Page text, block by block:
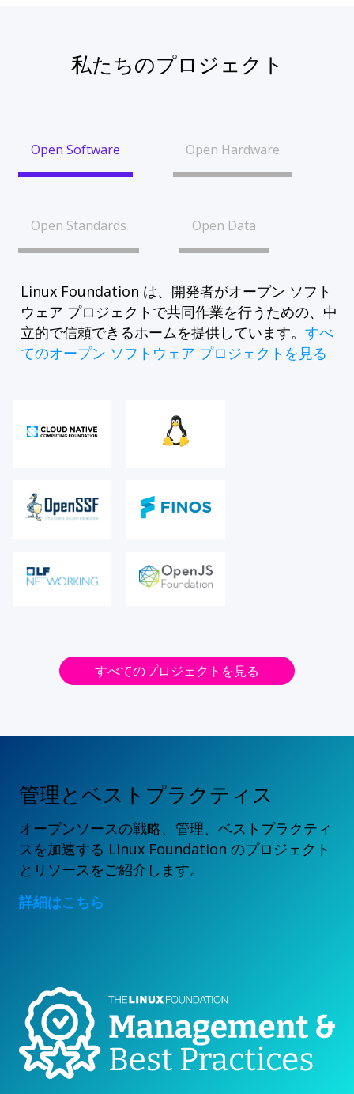
私たちのプロジェクト
Open Software Open Hardware
Open Standards Open Data
Linux Foundation は、開発者がオープン ソフト
ウェア プロジェクトで共同作業を行うための、中
立的で信頼できるホームを提供しています。 すべ
てのオープン ソフトウェア プロジェクトを見る
すべてのプロジェクトを見る
管理とベストプラクティス
オープンソースの戦略、管理、ベストプラクティ
スを加速する Linux Foundation のプロジェクト
とリソースをご紹介します。
詳細はこちら